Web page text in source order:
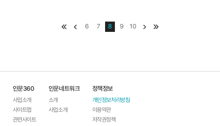
맴처음 이전
6 7 8 9 10 다음
인문360
사업소개
사이트맵
관련사이트
인문네트워크
소개
사업소개
정책정보
개인정보처리방침
이용약관
저작권정책